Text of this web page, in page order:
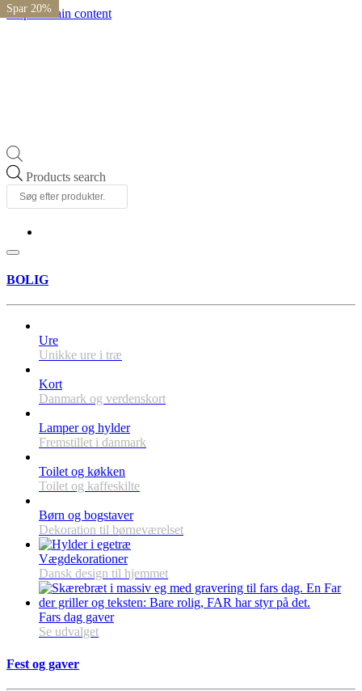
Skip to main content
Products search
BOLIG
Ure
Unikke ure i træ
Kort
Danmark og verdenskort
Lamper og hylder
Fremstillet i danmark
Toilet og køkken
Toilet og kaffeskilte
Børn og bogstaver
Dekoration til børneværelset
Vægdekorationer
Dansk design til hjemmet
Fars dag gaver
Se udvalget
Fest og gaver
Spar 20%
Spar 20%
Spar 20%
Spar 20%